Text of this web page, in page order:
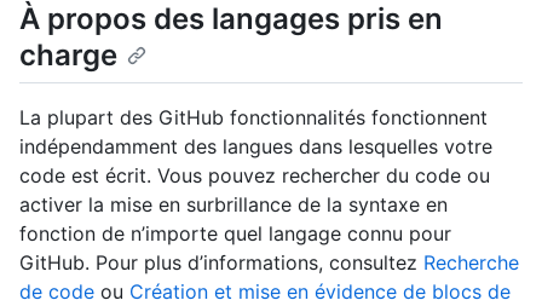
À propos des langages pris en
charge
La plupart des GitHub fonctionnalités fonctionnent
indépendamment des langues dans lesquelles votre
code est écrit. Vous pouvez rechercher du code ou
activer la mise en surbrillance de la syntaxe en
fonction de n’importe quel langage connu pour
GitHub. Pour plus d’informations, consultez Recherche
de code ou Création et mise en évidence de blocs de